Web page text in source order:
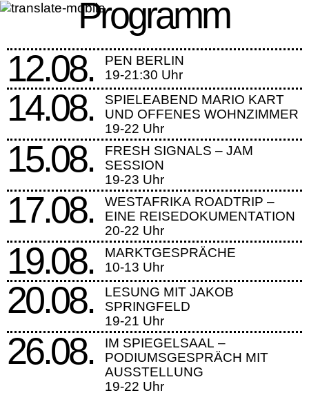
Skip
content
Programm
12.08.
PEN BERLIN
19-21:30 Uhr
14.08.
SPIELEABEND MARIO KART
UND OFFENES WOHNZIMMER
19-22 Uhr
15.08.
FRESH SIGNALS – JAM
SESSION
19-23 Uhr
17.08.
WESTAFRIKA ROADTRIP –
EINE REISEDOKUMENTATION
20-22 Uhr
19.08.
MARKTGESPRÄCHE
10-13 Uhr
20.08.
LESUNG MIT JAKOB
SPRINGFELD
19-21 Uhr
26.08.
IM SPIEGELSAAL –
PODIUMSGESPRÄCH MIT
AUSSTELLUNG
19-22 Uhr